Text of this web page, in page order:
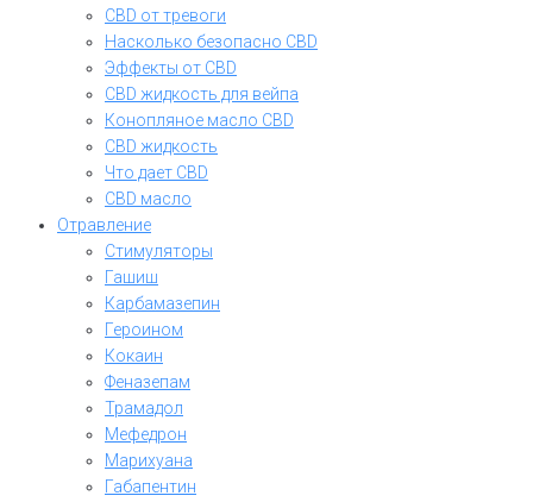
CBD от тревоги
Насколько безопасно CBD
Эффекты от CBD
CBD жидкость для вейпа
Конопляное масло CBD
CBD жидкость
Что дает CBD
CBD масло
Отравление
Стимуляторы
Гашиш
Карбамазепин
Героином
Кокаин
Феназепам
Трамадол
Мефедрон
Марихуана
Габапентин